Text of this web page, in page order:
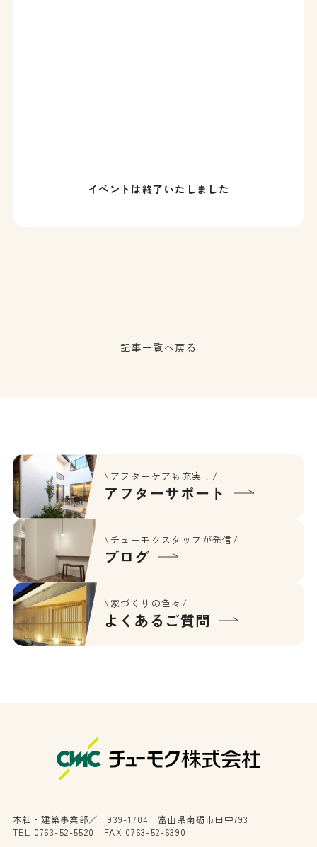
イベントは終了いたしました
記事一覧へ戻る
\アフターケアも充実！/
アフターサポート
\チューモクスタッフが発信/
ブログ
\家づくりの色々/
よくあるご質問
本社・建築事業部／〒939-1704 富山県南砺市田中793
TEL 0763-52-5520 FAX 0763-52-6390